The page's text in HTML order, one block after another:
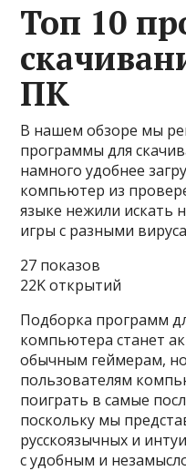
Топ 10
ПК
В нашем обзоре мы
программы для
намного удобнее
компьютер из
языке нежили искать
игры с разными
27 показов
22K открытий
Подборка программ
компьютера станет
обычным геймерам,
пользователям
поиграть в самые
поскольку мы
русскоязычных и
с удобным и